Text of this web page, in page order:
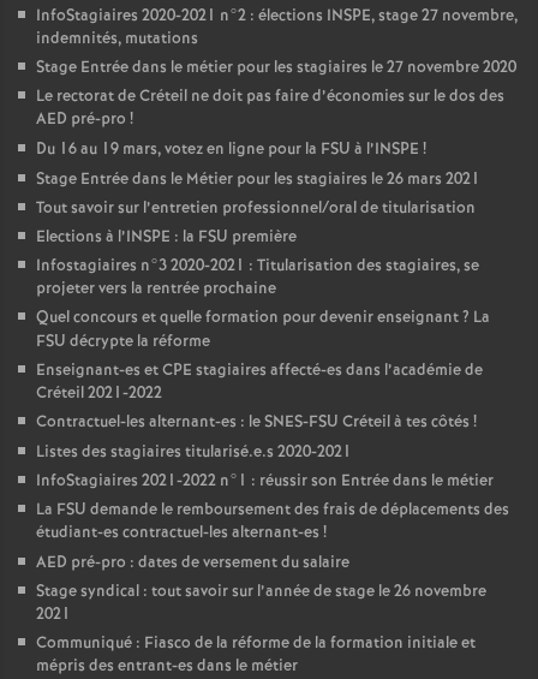
InfoStagiaires 2020-2021 n°2 : élections INSPE, stage 27 novembre,
indemnités, mutations
Stage Entrée dans le métier pour les stagiaires le 27 novembre 2020
Le rectorat de Créteil ne doit pas faire d’économies sur le dos des
AED pré-pro !
Du 16 au 19 mars, votez en ligne pour la FSU à l’INSPE !
Stage Entrée dans le Métier pour les stagiaires le 26 mars 2021
Tout savoir sur l’entretien professionnel/oral de titularisation
Elections à l’INSPE : la FSU première
Infostagiaires n°3 2020-2021 : Titularisation des stagiaires, se
projeter vers la rentrée prochaine
Quel concours et quelle formation pour devenir enseignant? La
FSU décrypte la réforme
Enseignant-es etCPE stagiaires affecté-es dans l’académie de
Créteil 2021-2022
Contractuel-les alternant-es : leSNES-FSU Créteil à tes côtés !
Listes des stagiaires titularisé.e.s 2020-2021
InfoStagiaires 2021-2022 n°1 : réussir son Entrée dans le métier
La FSU demande le remboursement des frais de déplacements des
étudiant-es contractuel-les alternant-es !
AED pré-pro : dates de versement du salaire
Stage syndical : tout savoir sur l’année de stage le 26 novembre
2021
Communiqué : Fiasco de la réforme de la formation initiale et
mépris des entrant-es dans le métier